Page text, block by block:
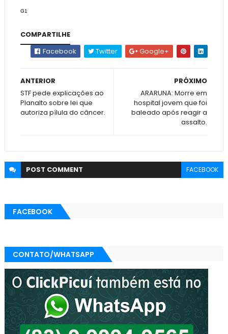
G1
COMPARTILHE
Facebook
Twitter Google+
PRÓXIMO
ARARUNA: Morre em
hospital jovem que foi
baleado após reagir a
assalto.
ANTERIOR
STF pede explicações ao
Planalto sobre lei que
autoriza pílula do câncer.
POST COMMENT FACEBOOK
FACEBOOK
CONTATO/WHATSAPP